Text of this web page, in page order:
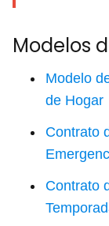
Modelos
Modelo
de Hogar
Contrato
Contrato